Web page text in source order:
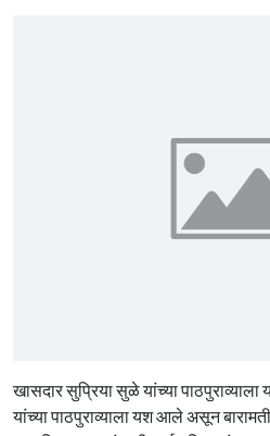
खासदार सुप्रिया सुळे यांच्या
यांच्या पाठपुराव्याला यश आले असून